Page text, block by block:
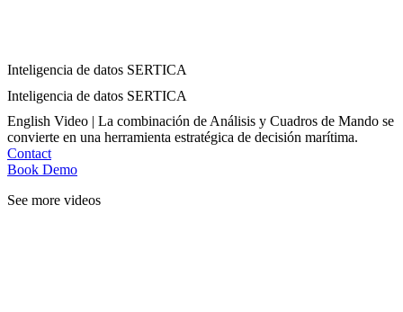
Inteligencia de datos SERTICA
Inteligencia de datos SERTICA
English Video | La combinación de Análisis y Cuadros de Mando se
convierte en una herramienta estratégica de decisión marítima.
Contact
Book Demo
See more videos